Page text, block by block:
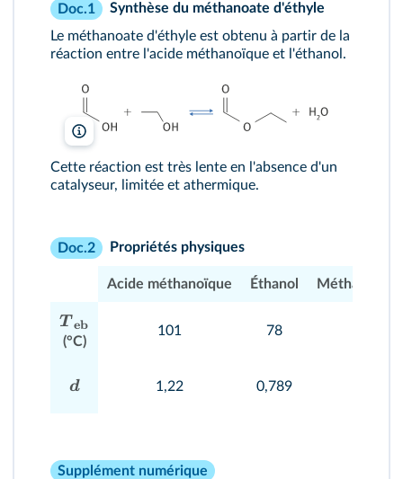
Doc.1
Synthèse du méthanoate d'éthyle
Le méthanoate d'éthyle est obtenu à partir de la
réaction entre l'acide méthanoïque et l'éthanol.
lelivrescolaire.fr
Cette réaction est très lente en l'absence d'un
catalyseur, limitée et athermique.
Doc.2 Propriétés physiques
Acide méthanoïque Éthanol Méthanoate
T eb
(°C)
101 78
d 1,22 0,789
Supplément numérique